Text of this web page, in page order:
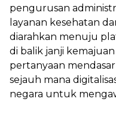
pengurusan
layanan kesehatan
diarahkan menuju
di balik janji
pertanyaan
sejauh mana
negara untuk